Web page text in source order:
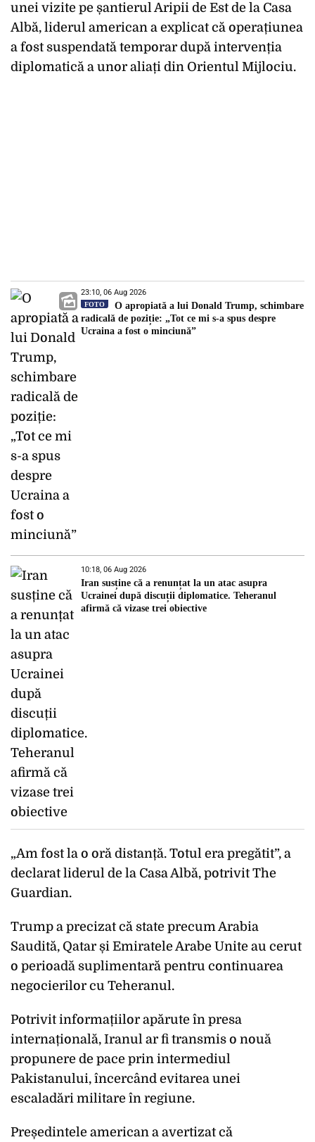
unei vizite pe șantierul Aripii de Est de la Casa
Albă, liderul american a explicat că operațiunea
a fost suspendată temporar după intervenția
diplomatică a unor aliați din Orientul Mijlociu.
23:10, 06 Aug 2026
FOTO
O apropiată a lui Donald Trump, schimbare
radicală de poziție: „Tot ce mi s-a spus despre
Ucraina a fost o minciună”
10:18, 06 Aug 2026
Iran susține că a renunțat la un atac asupra
Ucrainei după discuții diplomatice. Teheranul
afirmă că vizase trei obiective
„Am fost la o oră distanță. Totul era pregătit”, a
declarat liderul de la Casa Albă, potrivit The
Guardian.
Trump a precizat că state precum Arabia
Saudită, Qatar și Emiratele Arabe Unite au cerut
o perioadă suplimentară pentru continuarea
negocierilor cu Teheranul.
Potrivit informațiilor apărute în presa
internațională, Iranul ar fi transmis o nouă
propunere de pace prin intermediul
Pakistanului, încercând evitarea unei
escaladări militare în regiune.
Președintele american a avertizat că